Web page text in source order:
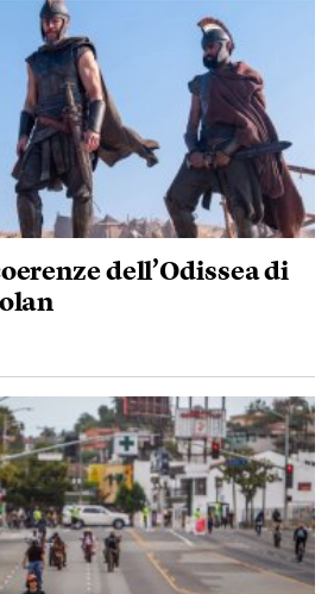
dell’Odissea di